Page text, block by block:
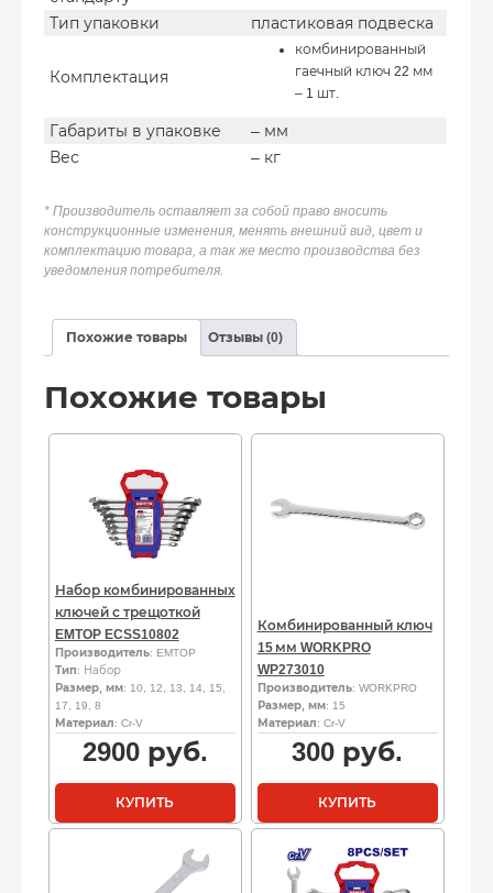
Тип упаковки
пластиковая подвеска
Комплектация
комбинированный
гаечный ключ 22 мм
– 1 шт.
Габариты в упаковке
– мм
Вес
– кг
* Производитель оставляет за собой право вносить
конструкционные изменения, менять внешний вид, цвет и
комплектацию товара, а так же место производства без
уведомления потребителя.
Похожие товары Отзывы (0)
Похожие товары
Набор комбинированных
ключей с трещоткой
EMTOP ECSS10802
Производитель: EMTOP
Тип: Набор
Размер, мм: 10, 12, 13, 14, 15,
17, 19, 8
Материал: Cr-V
2900руб.
КУПИТЬ
Комбинированный ключ
15 мм WORKPRO
WP273010
Производитель: WORKPRO
Размер, мм: 15
Материал: Cr-V
300 руб.
КУПИТЬ